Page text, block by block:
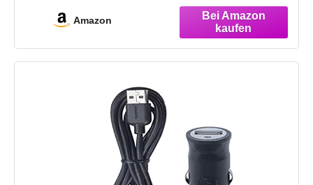
GO Premium, GO Professional, GO
Amazon